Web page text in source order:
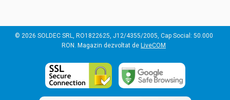
© 2026 SOLDEC SRL, RO1822625, J12/4355/2005, Cap Social: 50.000
RON. Magazin dezvoltat de LiveCOM